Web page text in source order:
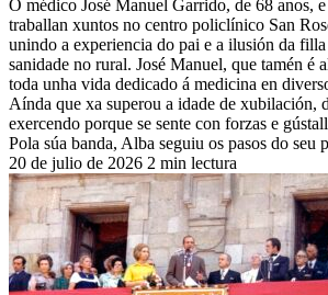
O médico José Manuel Garrido, de 68 anos,
traballan xuntos no centro policlínico San
unindo a experiencia do pai e a ilusión da
sanidade no rural. José Manuel, que tamén é
toda unha vida dedicado á medicina en
Aínda que xa superou a idade de xubilación,
exercendo porque se sente con forzas e
Pola súa banda, Alba seguiu os pasos do seu
20 de julio de 2026 2 min lectura